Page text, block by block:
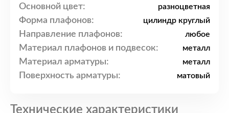
Основной цвет: разноцветная
Форма плафонов: цилиндр круглый
Направление плафонов: любое
Материал плафонов и подвесок: металл
Материал арматуры: металл
Поверхность арматуры: матовый
Технические характеристики